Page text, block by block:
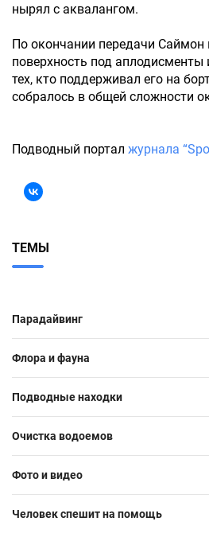
нырял с аквалангом.
По окончании передачи Саймон
поверхность под аплодисменты
тех, кто поддерживал его на
собралось в общей сложности
Подводный портал журнала
ТЕМЫ
Парадайвинг
Флора и фауна
Подводные находки
Очистка водоемов
Фото и видео
Человек спешит на помощь